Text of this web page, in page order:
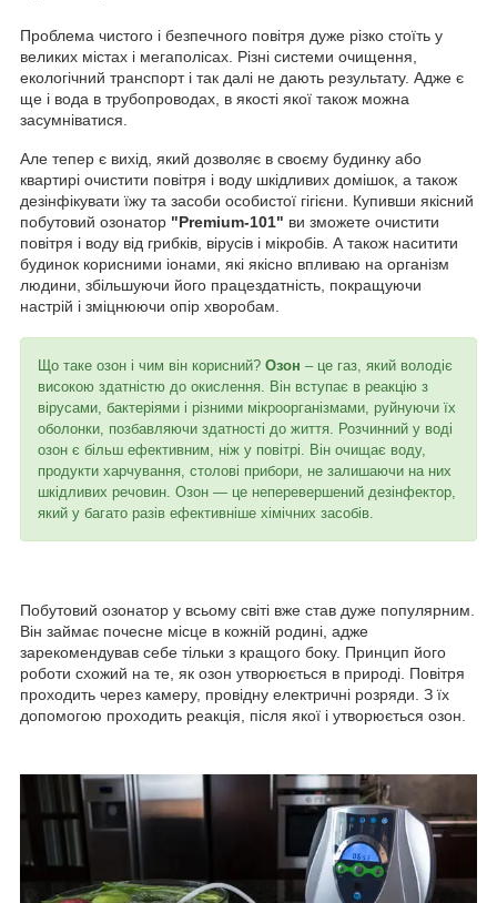
Проблема чистого і безпечного повітря дуже різко стоїть у
великих містах і мегаполісах. Різні системи очищення,
екологічний транспорт і так далі не дають результату. Адже є
ще і вода в трубопроводах, в якості якої також можна
засумніватися.
Але тепер є вихід, який дозволяє в своєму будинку або
квартирі очистити повітря і воду шкідливих домішок, а також
дезінфікувати їжу та засоби особистої гігієни. Купивши якісний
побутовий озонатор "Premium-101" ви зможете очистити
повітря і воду від грибків, вірусів і мікробів. А також наситити
будинок корисними іонами, які якісно впливаю на організм
людини, збільшуючи його працездатність, покращуючи
настрій і зміцнюючи опір хворобам.
Що таке озон і чим він корисний? Озон – це газ, який володіє
високою здатністю до окислення. Він вступає в реакцію з
вірусами, бактеріями і різними мікроорганізмами, руйнуючи їх
оболонки, позбавляючи здатності до життя. Розчинний у воді
озон є більш ефективним, ніж у повітрі. Він очищає воду,
продукти харчування, столові прибори, не залишаючи на них
шкідливих речовин. Озон ― це неперевершений дезінфектор,
який у багато разів ефективніше хімічних засобів.
Побутовий озонатор у всьому світі вже став дуже популярним.
Він займає почесне місце в кожній родині, адже
зарекомендував себе тільки з кращого боку. Принцип його
роботи схожий на те, як озон утворюється в природі. Повітря
проходить через камеру, провідну електричні розряди. З їх
допомогою проходить реакція, після якої і утворюється озон.